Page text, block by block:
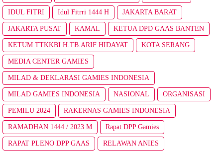
IDUL FITRI Idul Fitrri 1444 H JAKARTA BARAT
JAKARTA PUSAT KAMAL KETUA DPD GAAS BANTEN
KETUM TTKKBI H.TB.ARIF HIDAYAT KOTA SERANG
MEDIA CENTER GAMIES
MILAD & DEKLARASI GAMIES INDONESIA
MILAD GAMIES INDONESIA NASIONAL ORGANISASI
PEMILU 2024 RAKERNAS GAMIES INDONESIA
RAMADHAN 1444 / 2023 M Rapat DPP Gamies
RAPAT PLENO DPP GAAS RELAWAN ANIES